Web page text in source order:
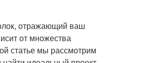
отражающий ваш
от множества
статье мы рассмотрим